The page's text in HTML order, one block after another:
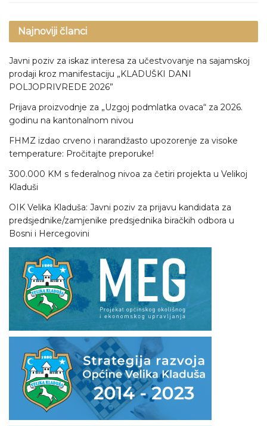
Najnoviji članci
Javni poziv za iskaz interesa za učestvovanje na sajamskoj
prodaji kroz manifestaciju „KLADUŠKI DANI
POLJOPRIVREDE 2026”
Prijava proizvodnje za „Uzgoj podmlatka ovaca“ za 2026.
godinu na kantonalnom nivou
FHMZ izdao crveno i narandžasto upozorenje za visoke
temperature: Pročitajte preporuke!
300.000 KM s federalnog nivoa za četiri projekta u Velikoj
Kladuši
OIK Velika Kladuša: Javni poziv za prijavu kandidata za
predsjednike/zamjenike predsjednika biračkih odbora u
Bosni i Hercegovini